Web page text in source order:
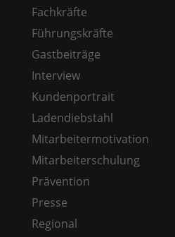
Fachkräfte
Führungskräfte
Gastbeiträge
Interview
Kundenportrait
Ladendiebstahl
Mitarbeitermotivation
Mitarbeiterschulung
Prävention
Presse
Regional